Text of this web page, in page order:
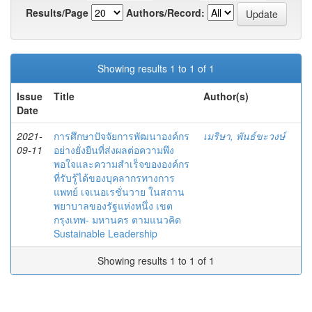
Results/Page
Authors/Record:
Showing results 1 to 1 of 1
Issue
Date
Title Author(s)
2021-
09-11
การศึกษาปัจจัยการพัฒนาองค์กร
อย่างยั่งยืนที่ส่งผลต่อความพึง
พอใจและความสำเร็จขององค์กร
ที่รับรู้ได้ของบุคลากรทางการ
แพทย์ เจเนอเรชั่นวาย ในสถาน
พยาบาลของรัฐแห่งหนึ่ง เขต
กรุงเทพ- มหานคร ตามแนวคิด
Sustainable Leadership
เมริษา, พันธ์ขะวงษ์
Showing results 1 to 1 of 1